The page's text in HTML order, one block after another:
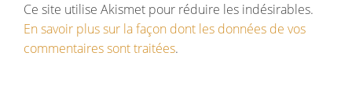
Ce site utilise Akismet pour réduire les indésirables.
En savoir plus sur la façon dont les données de vos
commentaires sont traitées.